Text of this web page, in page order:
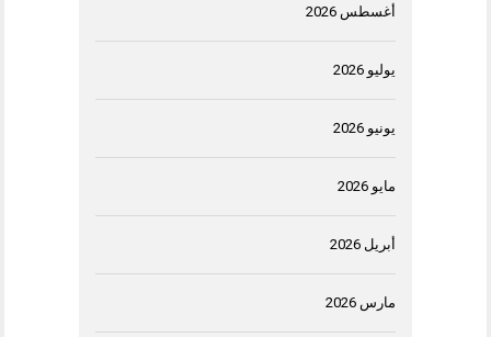
أغسطس 2026
يوليو 2026
يونيو 2026
مايو 2026
أبريل 2026
مارس 2026